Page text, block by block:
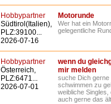
Hobbypartner
Südtirol(Italien),
PLZ:39100...
2026-07-16
Motorunde
Wer hat ein
gelegentliche
Hobbypartner
Österreich,
PLZ:6471...
2026-07-01
wenn du
mir melden
suche Dich gerne
schwimmen zu
weibliche
auch gerne das